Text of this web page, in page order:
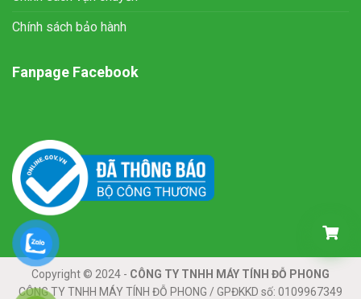
Chính sách bảo hành
Fanpage Facebook
Copyright © 2024 - CÔNG TY TNHH MÁY TÍNH ĐỖ PHONG
CÔNG TY TNHH MÁY TÍNH ĐỖ PHONG / GPĐKKD số: 0109967349